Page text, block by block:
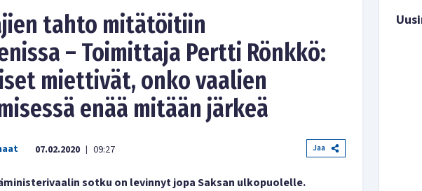
tahto mitätöitiin
– Toimittaja Pertti Rönkkö:
miettivät, onko vaalien
enää mitään järkeä
07.02.2020 | 09:27 Jaa
sotku on levinnyt jopa Saksan ulkopuolelle.